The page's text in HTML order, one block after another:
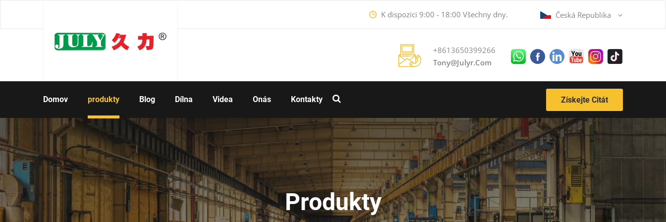
K dispozici 9:00 - 18:00 Všechny dny. Česká Republika
+8613650399266
Tony@julyr.com
Domov produkty Blog Dílna Videa Onás Kontakty Získejte Citát
Produkty